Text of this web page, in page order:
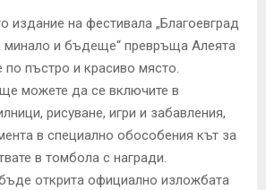
издание на фестивала „Благоевград
минало и бъдеще“ превръща Алеята
пъстро и красиво място.
можете да се включите в
рисуване, игри и забавления,
в специално обособения кът за
в томбола с награди.
открита официално изложбата